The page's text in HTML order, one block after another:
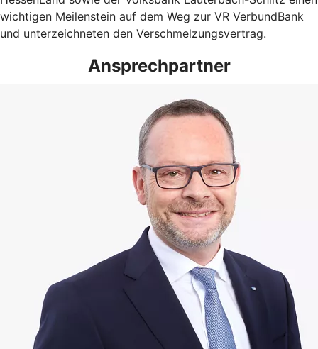
wichtigen Meilenstein auf dem Weg zur VR VerbundBank
und unterzeichneten den Verschmelzungsvertrag.
Ansprechpartner